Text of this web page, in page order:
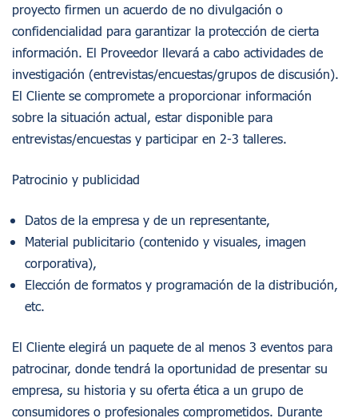
Acerca De Nosotros
Experiencias Consumidor
Información
Proyectos
proyecto firmen un acuerdo de no divulgación o
confidencialidad para garantizar la protección de cierta
información. El Proveedor llevará a cabo actividades de
investigación (entrevistas/encuestas/grupos de discusión).
El Cliente se compromete a proporcionar información
sobre la situación actual, estar disponible para
entrevistas/encuestas y participar en 2-3 talleres.
Patrocinio y publicidad
Datos de la empresa y de un representante,
Material publicitario (contenido y visuales, imagen
corporativa),
Elección de formatos y programación de la distribución,
etc.
El Cliente elegirá un paquete de al menos 3 eventos para
patrocinar, donde tendrá la oportunidad de presentar su
empresa, su historia y su oferta ética a un grupo de
consumidores o profesionales comprometidos. Durante